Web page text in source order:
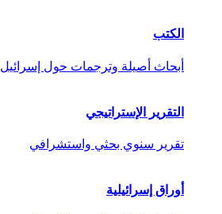
الكتب
أبحاث أصيلة وترجمات حول إسرائيل
التقرير الإستراتيجي
تقرير سنوي بحثي واستشرافي
أوراق إسرائيلية